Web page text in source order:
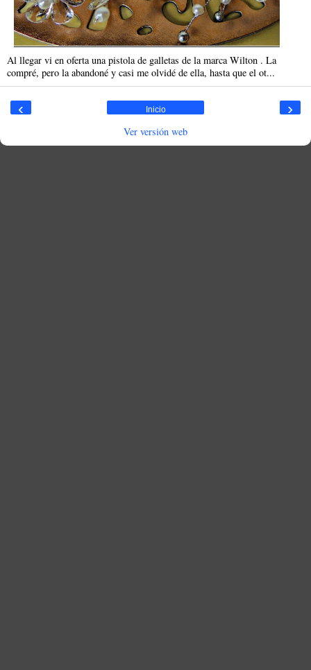
Al llegar vi en oferta una pistola de galletas de la marca Wilton . La
compré, pero la abandoné y casi me olvidé de ella, hasta que el ot...
‹ ›
Inicio
Ver versión web